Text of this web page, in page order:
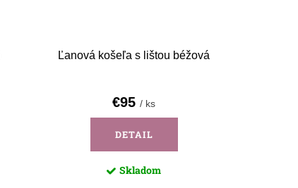
Ľanová košeľa s lištou béžová
€95/ ks
DETAIL
Skladom